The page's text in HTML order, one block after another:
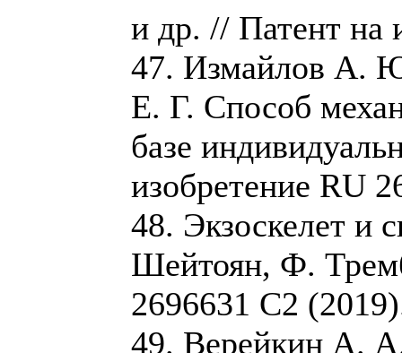
и др. // Патент на
47. Измайлов А.
Е. Г. Способ
базе
изобретение RU
48. Экзоскелет и
Шейтоян, Ф.
2696631 C2
49. Верейкин А. А.